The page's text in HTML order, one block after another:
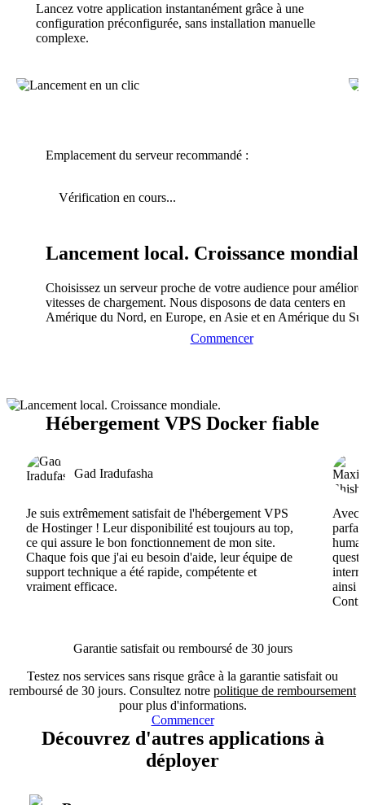
Lancez votre application instantanément grâce à une
configuration préconfigurée, sans installation manuelle
complexe.
Emplacement du serveur recommandé :
Vérification en cours...
Lancement local. Croissance
Choisissez un serveur proche de votre audience pour
vitesses de chargement. Nous disposons de data centers en
Amérique du Nord, en Europe, en Asie et en Amérique du
Commencer
Hébergement VPS Docker fiable
Gad Iradufasha
Je suis extrêmement satisfait de l'hébergement VPS
de Hostinger ! Leur disponibilité est toujours au top,
ce qui assure le bon fonctionnement de mon site.
Chaque fois que j'ai eu besoin d'aide, leur équipe de
support technique a été rapide, compétente et
vraiment efficace.
Avec
ainsi
Garantie satisfait ou remboursé de 30 jours
Testez nos services sans risque grâce à la garantie satisfait ou
remboursé de 30 jours. Consultez notre politique de remboursement
pour plus d'informations.
Commencer
Découvrez d'autres applications à
déployer